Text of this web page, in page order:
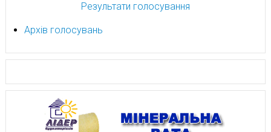
Результати голосування
Архів голосувань